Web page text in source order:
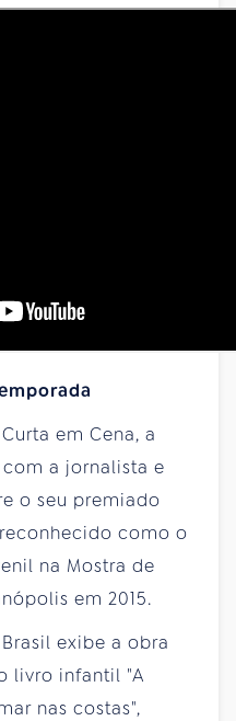
em Cena, a
a jornalista e
o seu premiado
como o
na Mostra de
em 2015.
exibe a obra
livro infantil "A
nas costas",